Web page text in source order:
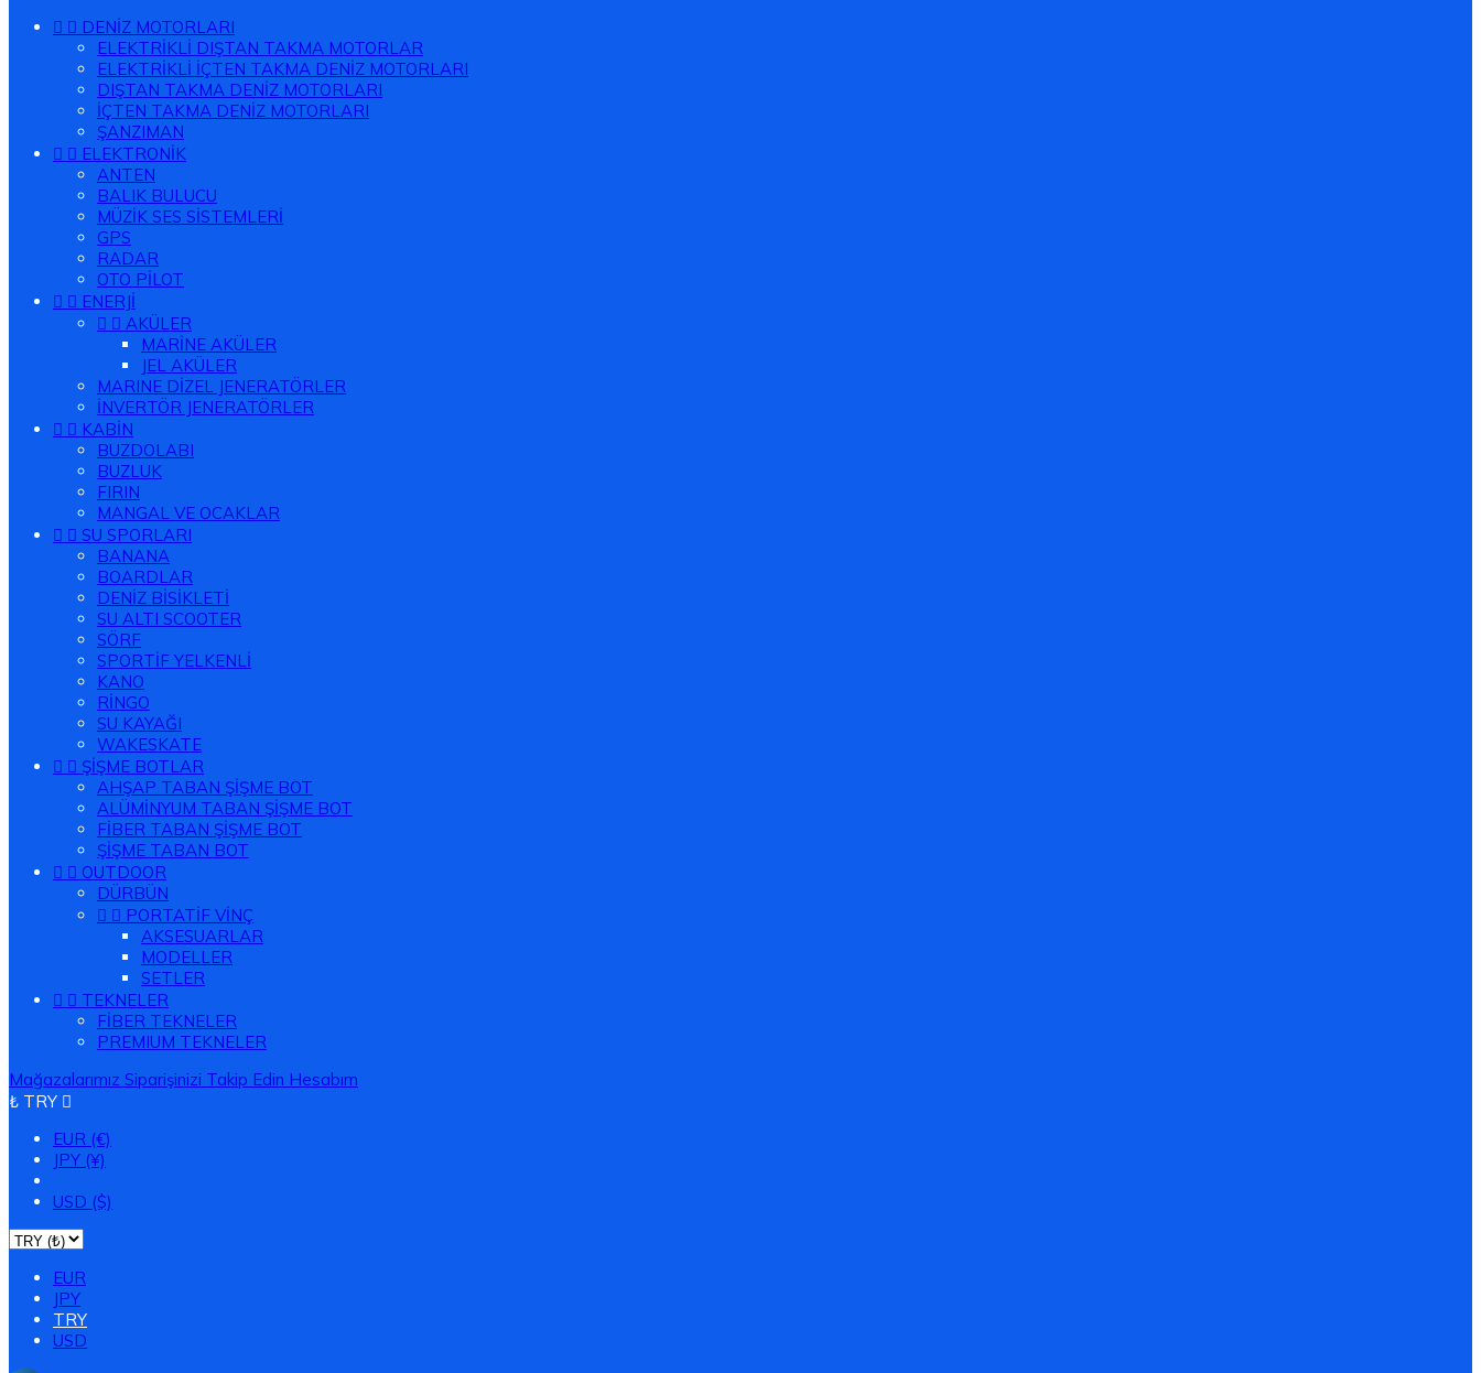
  DENİZ MOTORLARI
ELEKTRİKLİ DIŞTAN TAKMA MOTORLAR
ELEKTRİKLİ İÇTEN TAKMA DENİZ MOTORLARI
DIŞTAN TAKMA DENİZ MOTORLARI
İÇTEN TAKMA DENİZ MOTORLARI
ŞANZIMAN
  ELEKTRONİK
ANTEN
BALIK BULUCU
MÜZİK SES SİSTEMLERİ
GPS
RADAR
OTO PİLOT
  ENERJİ
  AKÜLER
MARİNE AKÜLER
JEL AKÜLER
MARINE DİZEL JENERATÖRLER
İNVERTÖR JENERATÖRLER
  KABİN
BUZDOLABI
BUZLUK
FIRIN
MANGAL VE OCAKLAR
  SU SPORLARI
BANANA
BOARDLAR
DENİZ BİSİKLETİ
SU ALTI SCOOTER
SÖRF
SPORTİF YELKENLİ
KANO
RİNGO
SU KAYAĞI
WAKESKATE
  ŞİŞME BOTLAR
AHŞAP TABAN ŞİŞME BOT
ALÜMİNYUM TABAN ŞİŞME BOT
FİBER TABAN ŞİŞME BOT
ŞİŞME TABAN BOT
  OUTDOOR
DÜRBÜN
  PORTATİF VİNÇ
AKSESUARLAR
MODELLER
SETLER
  TEKNELER
FİBER TEKNELER
PREMIUM TEKNELER
Mağazalarımız Siparişinizi Takip Edin Hesabım
₺ TRY 
EUR (€)
JPY (¥)
USD ($)
EUR
JPY
TRY
USD